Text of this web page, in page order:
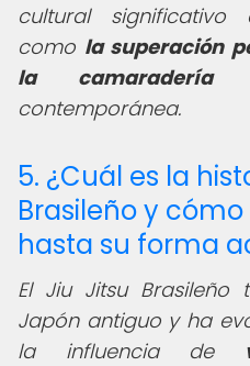
cultural
como la superación
la camaradería
contemporánea.
5. ¿Cuál es la
Brasileño y
hasta su forma
El Jiu Jitsu
Japón antiguo y ha
la influencia de